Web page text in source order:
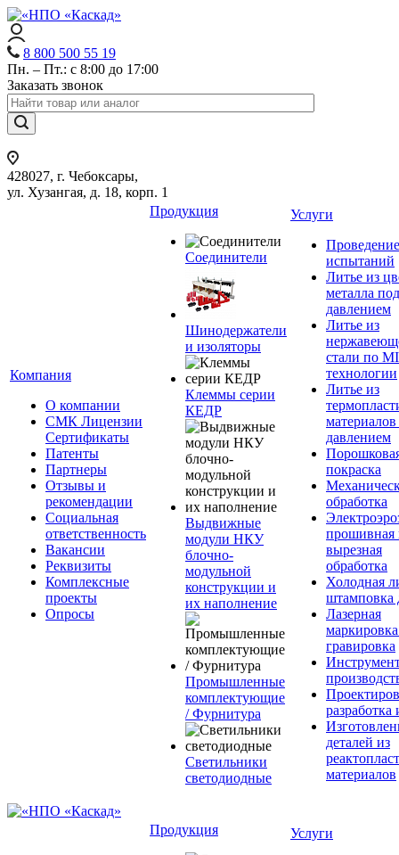
8 800 500 55 19
Пн. – Пт.: с 8:00 до 17:00
Заказать звонок
428027, г. Чебоксары,
ул. Хузангая, д. 18, корп. 1
Компания
О компании
СМК Лицензии
Сертификаты
Патенты
Партнеры
Отзывы и
рекомендации
Социальная
ответственность
Вакансии
Реквизиты
Комплексные
проекты
Опросы
Продукция
Соединители
Шинодержатели
и изоляторы
Клеммы серии
КЕДР
Выдвижные
модули НКУ
блочно-
модульной
конструкции и
их наполнение
Промышленные
комплектующие
/ Фурнитура
Светильники
светодиодные
Услуги
Проведение
испытаний
Литье из
металла под
давлением
Литье из
стали по
технологии
Литье из
давлением
покраска
обработка
прошивная
вырезная
обработка
Холодная
штамповка
Лазерная
гравировка
разработка
деталей из
материалов
Продукция
Услуги